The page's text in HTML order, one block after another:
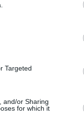
Targeted
and/or Sharing
for which it
και
οι ιδιοκτήτες